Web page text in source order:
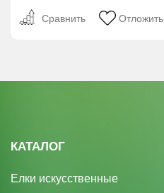
Сравнить Отложить
КАТАЛОГ
Елки искусственные